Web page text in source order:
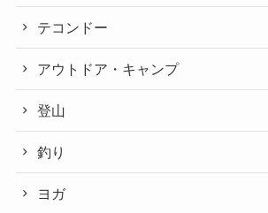
テコンドー
アウトドア・キャンプ
登山
釣り
ヨガ